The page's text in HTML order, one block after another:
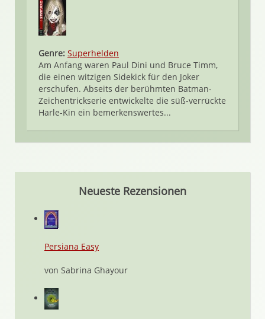
Genre: Superhelden
Am Anfang waren Paul Dini und Bruce Timm,
die einen witzigen Sidekick für den Joker
erschufen. Abseits der berühmten Batman-
Zeichentrickserie entwickelte die süß-verrückte
Harle-Kin ein bemerkenswertes...
Neueste Rezensionen
Persiana Easy
von Sabrina Ghayour